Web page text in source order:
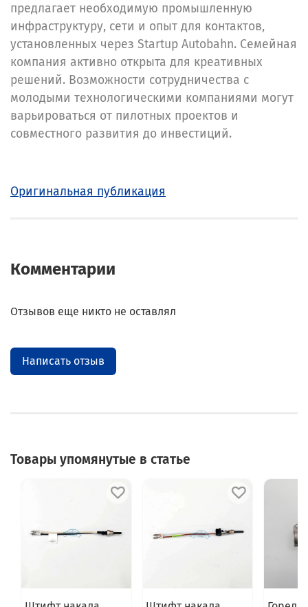
предлагает необходимую промышленную
инфраструктуру, сети и опыт для контактов,
установленных через Startup Autobahn. Семейная
компания активно открыта для креативных
решений. Возможности сотрудничества с
молодыми технологическими компаниями могут
варьироваться от пилотных проектов и
совместного развития до инвестиций.
Оригинальная публикация
Комментарии
Отзывов еще никто не оставлял
Написать отзыв
Товары упомянутые в статье